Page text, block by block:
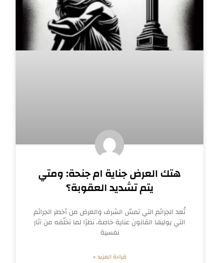
هتك العرض جناية ام جنحة: ومتي
يتم تشديد العقوبة؟
تُعد الجرائم التي تمسّ الشرف والعرض من أخطر الجرائم
التي يوليها القانون عناية خاصة، نظرًا لما تخلّفه من آثار
نفسية
قراءة المزيد »